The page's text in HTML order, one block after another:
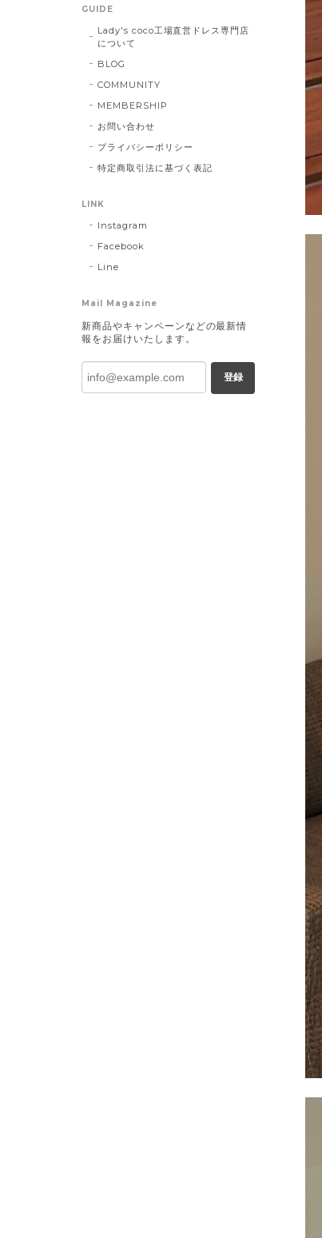
GUIDE
Lady's coco工場直営ドレス専門店
について
BLOG
COMMUNITY
MEMBERSHIP
お問い合わせ
プライバシーポリシー
特定商取引法に基づく表記
LINK
Instagram
Facebook
Line
Mail Magazine
新商品やキャンペーンなどの最新情
報をお届けいたします。
登録